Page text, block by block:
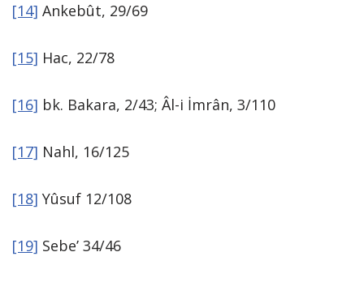
[14] Ankebût, 29/69
[15] Hac, 22/78
[16] bk. Ba­kara, 2/43; Âl-i İmrân, 3/110
[17] Nahl, 16/125
[18] Yûsuf 12/108
[19] Sebe’ 34/46